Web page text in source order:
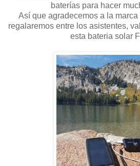
baterías para hacer
Así que agradecemos a la
regalaremos entre los asistentes,
esta bateria solar